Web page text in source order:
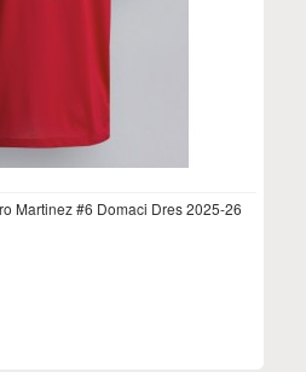
Martinez #6 Domaci Dres 2025-26